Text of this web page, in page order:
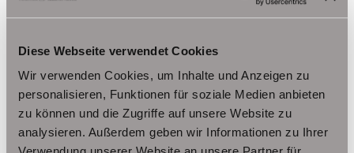
Diese Webseite verwendet Cookies
Wir verwenden Cookies, um Inhalte und Anzeigen zu
personalisieren, Funktionen für soziale Medien anbieten
zu können und die Zugriffe auf unsere Website zu
analysieren. Außerdem geben wir Informationen zu Ihrer
Erfurt / Löbervorstadt Erfurt / Melchendorf
Erfurt / Niedernissa
Erfurt / Stotternheim
Erfurt /Andreasvorstadt
Erfurt/ Frienstedt
Erfurt/ Gottstedt
Erfurt/ Johannesvorstadt Erfurt/ Niedernissa
Erfurt/ Salomonsborn Erfurt/ Vieselbach Gotha
Grammetal Großheringen Gräfenhain/ Ohrdruf Haina